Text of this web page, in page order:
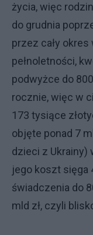
życia, więc
do grudnia
przez cały
pełnoletności,
podwyżce do
rocznie, więc w
173 tysiące
objęte ponad 7
dzieci z Ukrainy)
jego koszt sięga
świadczenia do
mld zł, czyli